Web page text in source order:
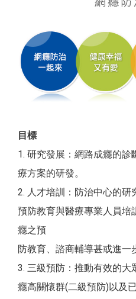
目標
1. 研究發展：網路成癮的
療方案的研發。
2. 人才培訓：防治中心的研
預防教育與醫療專業人員培
癮之預
防教育、諮商輔導甚或進一
3. 三級預防：推動有效的大
癮高關懷群(二級預防)以及